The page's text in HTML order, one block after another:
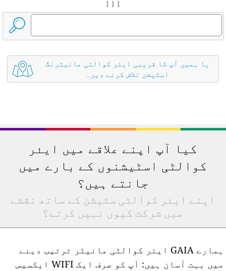
↓ ↓ ↓
یا ہمیں آپ کا قریبی ایئر کوالٹی مانیٹرنگ
اسٹیشن تلاش کرنے دیں۔
کیا آپ اپنے علاقے میں ایئر
کوالٹی اسٹیشنوں کے بارے میں
جانتے ہیں؟
اپنے ایئر کوالٹی سٹیشن کے ساتھ نقشے
میں شرکت کیوں نہیں کرتے؟
ہمارے GAIA ایئر کوالٹی مانیٹر ترتیب دینے
میں بہت آسان ہیں: آپ کو صرف ایک WIFI ایکسیس